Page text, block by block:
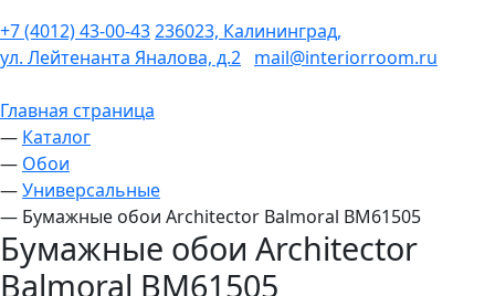
+7 (4012) 43-00-43236023, Калининград,
ул. Лейтенанта Яналова, д.2 mail@interiorroom.ru
Главная страница
— Каталог
— Обои
—Универсальные
— Бумажные обои Architector Balmoral BM61505
Бумажные обои Architector
Balmoral BM61505